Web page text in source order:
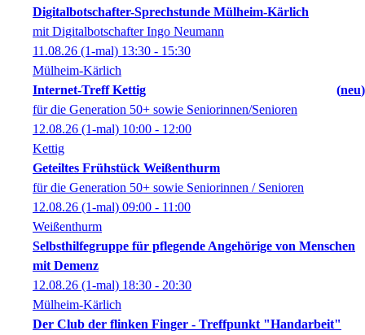
Digitalbotschafter-Sprechstunde Mülheim-Kärlich
mit Digitalbotschafter Ingo Neumann
11.08.26 (1-mal) 13:30 - 15:30
Mülheim-Kärlich
Internet-Treff Kettig
neu
für die Generation 50+ sowie Seniorinnen/Senioren
12.08.26 (1-mal) 10:00 - 12:00
Kettig
Geteiltes Frühstück Weißenthurm
für die Generation 50+ sowie Seniorinnen / Senioren
12.08.26 (1-mal) 09:00 - 11:00
Weißenthurm
Selbsthilfegruppe für pflegende Angehörige von Menschen
mit Demenz
12.08.26 (1-mal) 18:30 - 20:30
Mülheim-Kärlich
Der Club der flinken Finger - Treffpunkt "Handarbeit"